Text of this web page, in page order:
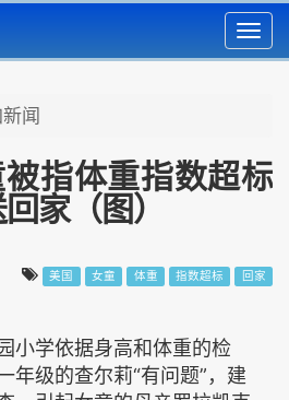
闻
指体重指数超标
家（图）
美国 女童 体重 指数超标 回家
小学依据身高和体重的检
年级的查尔莉“有问题”，建